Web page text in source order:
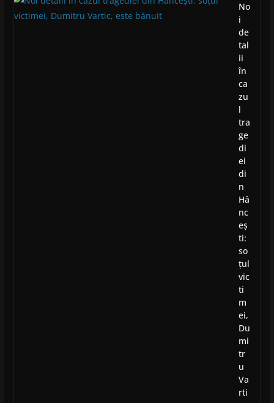
No
i
de
tal
ii
în
ca
zu
l
tra
ge
di
ei
di
n
Hâ
nc
eș
ti:
so
țul
vic
ti
m
ei,
Du
mi
tr
u
Va
rti